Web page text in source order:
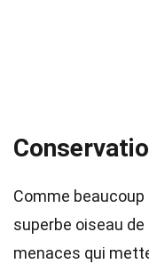
Comme
superbe oiseau
menaces qui